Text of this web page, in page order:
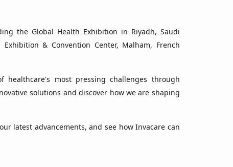
the Global Health Exhibition in Riyadh, Saudi
& Convention Center, Malham, French
most pressing challenges through
solutions and discover how we are shaping
latest advancements, and see how Invacare can